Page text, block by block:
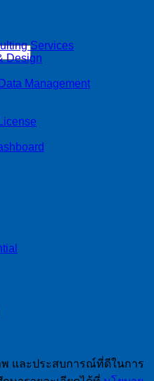
Services
Design
Management
และประสบการณ์ที่ดีในการ